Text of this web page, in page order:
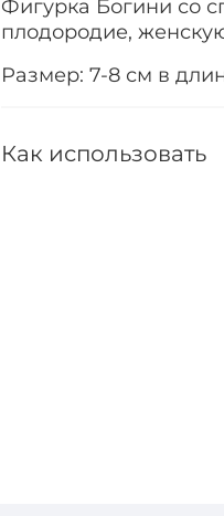
Фигурка Богини со
плодородие,
Размер: 7-8 см в
Как использовать